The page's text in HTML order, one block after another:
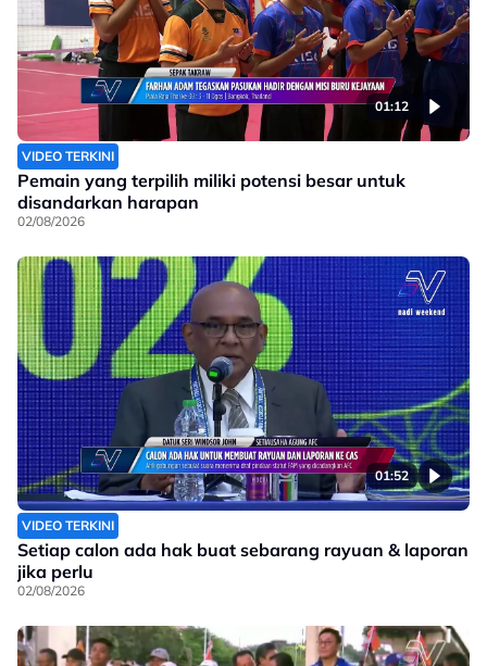
01:12
VIDEO TERKINI
Pemain yang terpilih miliki potensi besar untuk
disandarkan harapan
02/08/2026
01:52
VIDEO TERKINI
Setiap calon ada hak buat sebarang rayuan & laporan
jika perlu
02/08/2026